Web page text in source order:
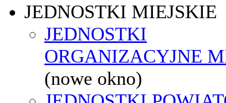
JEDNOSTKI MIEJSKIE
JEDNOSTKI
ORGANIZACYJNE
(nowe okno)